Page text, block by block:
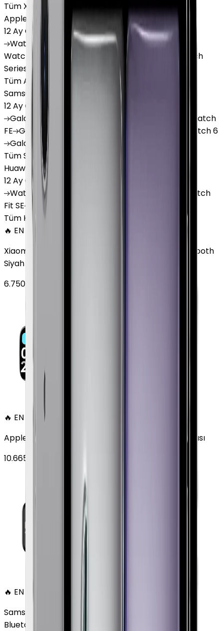
Tüm Xiaomi Akıllı Saat'lar
Apple Watch
12 Ay Garanti
6 Taksit
Watch
Ultra WatchSeries 10 WatchSeries 9
Watch
Series 8 Series 7
Watch
Series 6
Watch
Tüm Apple Watch'lar
Samsung Watch
12 Ay Garanti
Galaxy
Watch 7 Watch Ultra
Watch
FE Galaxy Watch 4 Watch 5
Watch 6
Galaxy
Watch8
Tüm Samsung Watch'lar
Huawei Watch
12 Ay Garanti
Watch
GT 4
Watch
Fit SE
Watch
Tüm Huawei Watch'lar
🔥 EN ÇOK SATAN
Xiaomi Redmi Watch 3 Active Plastik 47mm Bluetooth
Siyah
6.750
🔥 EN ÇOK SATAN
Apple Watch SE Alüminyum 44mm GPS Gece yarısı
10.665
🔥 EN ÇOK SATAN
Samsung Galaxy Watch 7 Alüminyum 44 mm
Bluetooth Wi-Fi Yeşil